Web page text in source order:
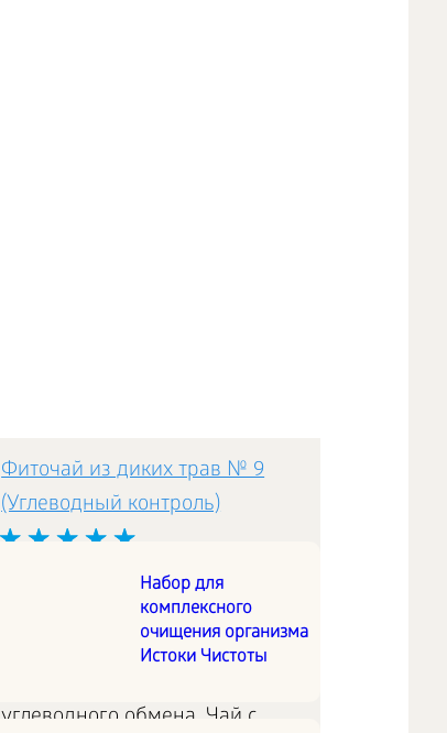
Фиточай из диких трав № 9
(Углеводный контроль)
Травяная композиция на
основе корня лопуха и травы
люцерны облегчает
углеводного обмена. Чай с
Набор для
комплексного
очищения организма
Истоки Чистоты